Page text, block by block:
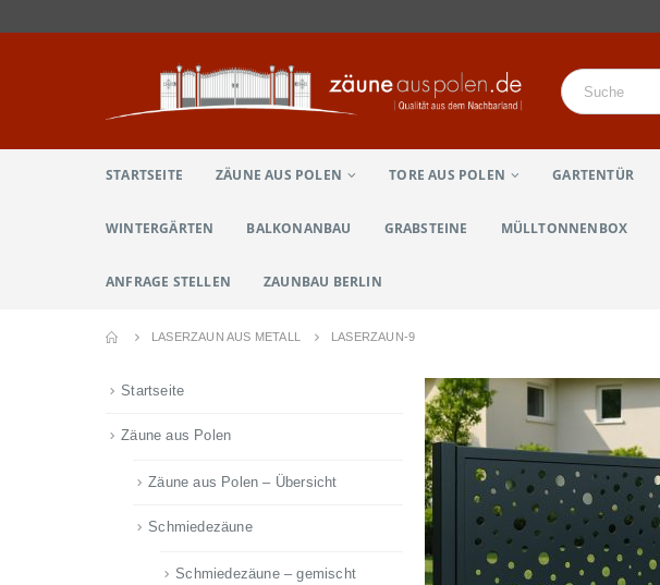
STARTSEITE ZÄUNE AUS POLEN TORE AUS POLEN GARTENTÜR
WINTERGÄRTEN BALKONANBAU GRABSTEINE MÜLLTONNENBOX
ANFRAGE STELLEN ZAUNBAU BERLIN
LASERZAUN AUS METALL LASERZAUN-9
Startseite
Zäune aus Polen
Zäune aus Polen – Übersicht
Schmiedezäune
Schmiedezäune – gemischt